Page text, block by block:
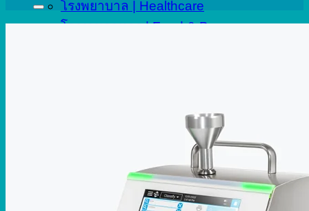
โรงพยาบาล | Healthcare
โรงงานอาหาร | Food & Beverage